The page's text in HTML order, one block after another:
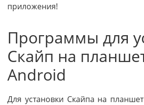
приложения!
Программы для
Скайп на
Android
Для установки Скайпа на